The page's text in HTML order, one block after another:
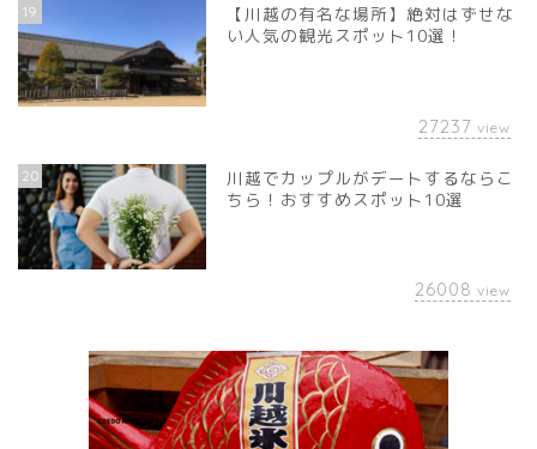
19
【川越の有名な場所】絶対はずせな
い人気の観光スポット10選！
27237 view
20
川越でカップルがデートするならこ
ちら！おすすめスポット10選
26008 view